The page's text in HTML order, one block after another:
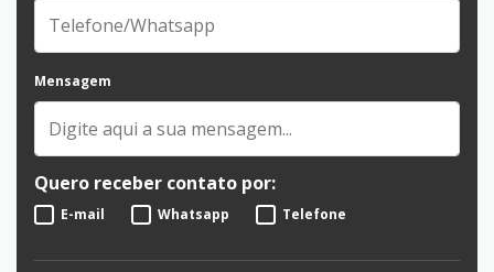
Mensagem
Quero receber contato por:
E-mail Whatsapp Telefone